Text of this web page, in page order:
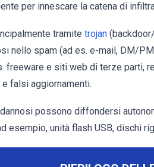
per innescare la catena di
tramite trojan
nello spam (ad es. e-mail, DM/
freeware e siti web di terze parti,
e falsi aggiornamenti.
possono diffondersi
esempio, unità flash USB, dischi